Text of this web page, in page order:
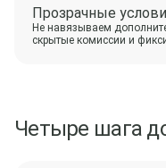
Прозрачные
Не навязываем
скрытые комиссии и
Четыре шага